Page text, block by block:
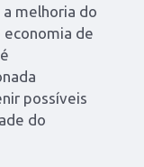
melhoria do
de
possíveis
do